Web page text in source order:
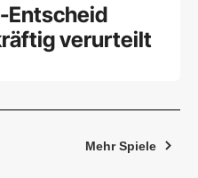
Entscheid
verurteilt
Mehr Spiele